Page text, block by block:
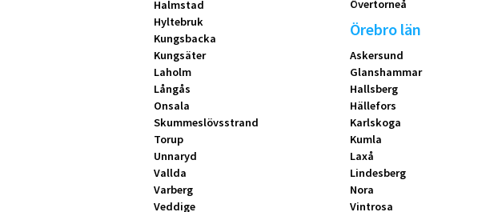
Halmstad
Hyltebruk
Kungsbacka
Kungsäter
Laholm
Långås
Onsala
Skummeslövsstrand
Torup
Unnaryd
Vallda
Varberg
Veddige
Övertorneå
Örebro län
Askersund
Glanshammar
Hallsberg
Hällefors
Karlskoga
Kumla
Laxå
Lindesberg
Nora
Vintrosa